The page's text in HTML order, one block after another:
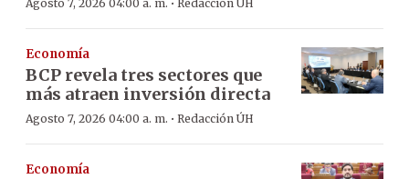
Agosto 7, 2026 04:00 a. m. · Redacción ÚH
Economía
BCP revela tres sectores que
más atraen inversión directa
Agosto 7, 2026 04:00 a. m. · Redacción ÚH
Economía